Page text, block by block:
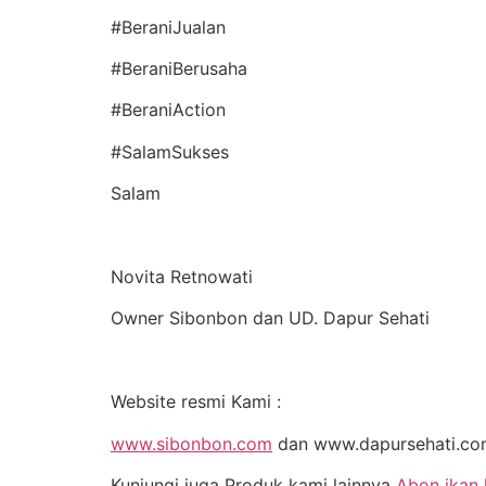
#BeraniJualan
#BeraniBerusaha
#BeraniAction
#SalamSukses
Salam
Novita Retnowati
Owner Sibonbon dan UD. Dapur Sehati
Website resmi Kami :
www.sibonbon.com dan